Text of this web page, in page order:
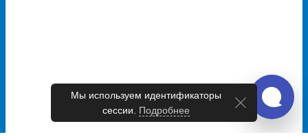
Мы используем идентификаторы
сессии. Подробнее